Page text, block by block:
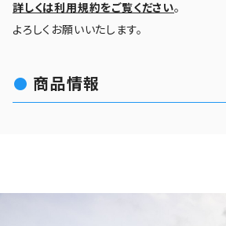
詳しくは利用規約をご覧ください。
よろしくお願いいたします。
商品情報